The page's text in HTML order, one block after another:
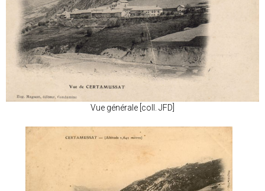
Vue générale [coll. JFD]